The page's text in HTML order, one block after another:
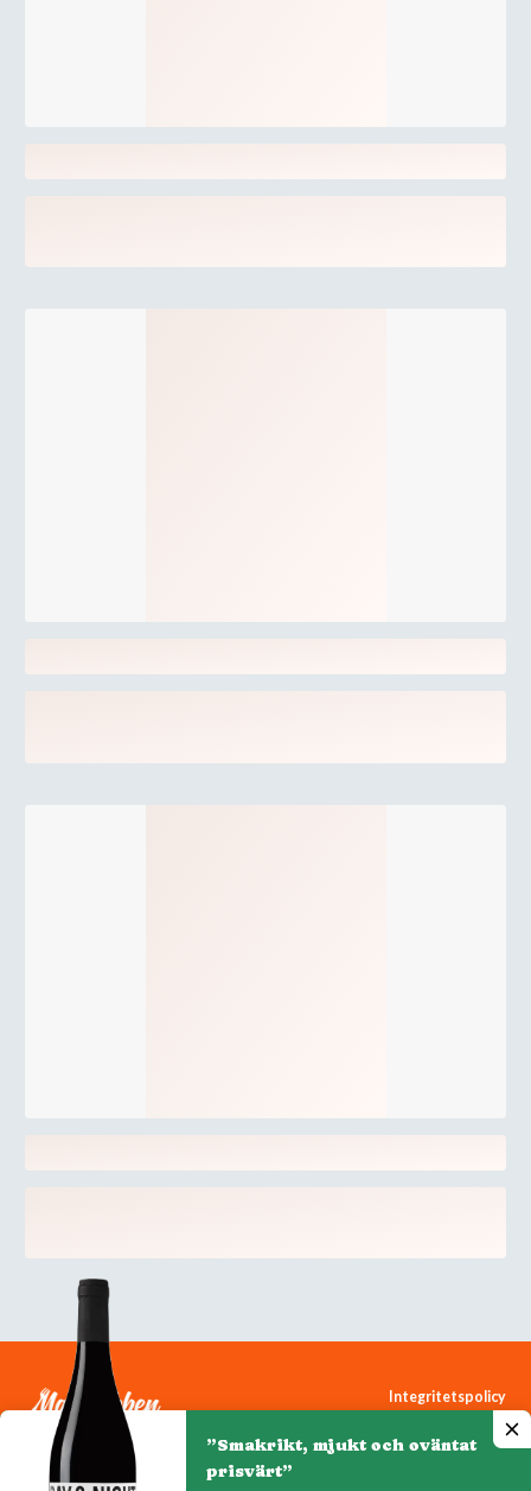
Integritetspolicy
Cookiepolicy
”Smakrikt, mjukt och oväntat
prisvärt”